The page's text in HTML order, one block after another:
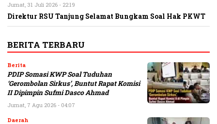
Jumat, 31 Juli 2026 - 22:19
Direktur RSU Tanjung Selamat Bungkam Soal Hak PKWT
BERITA TERBARU
Berita
PDIP Somasi KWP Soal Tuduhan
‘Gerombolan Sirkus’, Buntut Rapat Komisi
II Dipimpin Sufmi Dasco Ahmad
Jumat, 7 Agu 2026 - 04:07
Daerah